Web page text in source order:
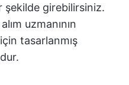
şekilde girebilirsiniz.
uzmanının
tasarlanmış